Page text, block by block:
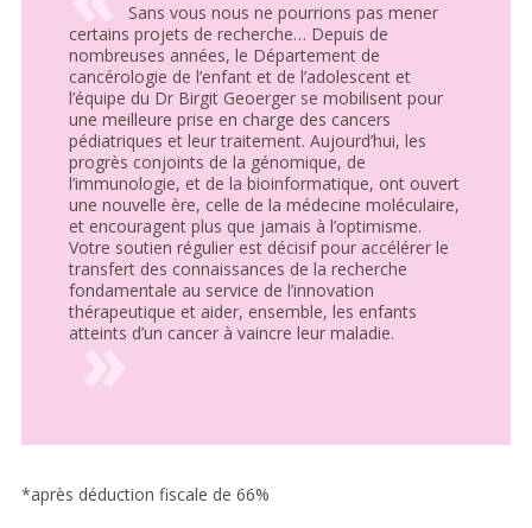
Sans vous nous ne pourrions pas mener
certains projets de recherche… Depuis de
nombreuses années, le Département de
cancérologie de l’enfant et de l’adolescent et
l’équipe du Dr Birgit Geoerger se mobilisent pour
une meilleure prise en charge des cancers
pédiatriques et leur traitement. Aujourd’hui, les
progrès conjoints de la génomique, de
l’immunologie, et de la bioinformatique, ont ouvert
une nouvelle ère, celle de la médecine moléculaire,
et encouragent plus que jamais à l’optimisme.
Votre soutien régulier est décisif pour accélérer le
transfert des connaissances de la recherche
fondamentale au service de l’innovation
thérapeutique et aider, ensemble, les enfants
atteints d’un cancer à vaincre leur maladie.
*après déduction fiscale de 66%